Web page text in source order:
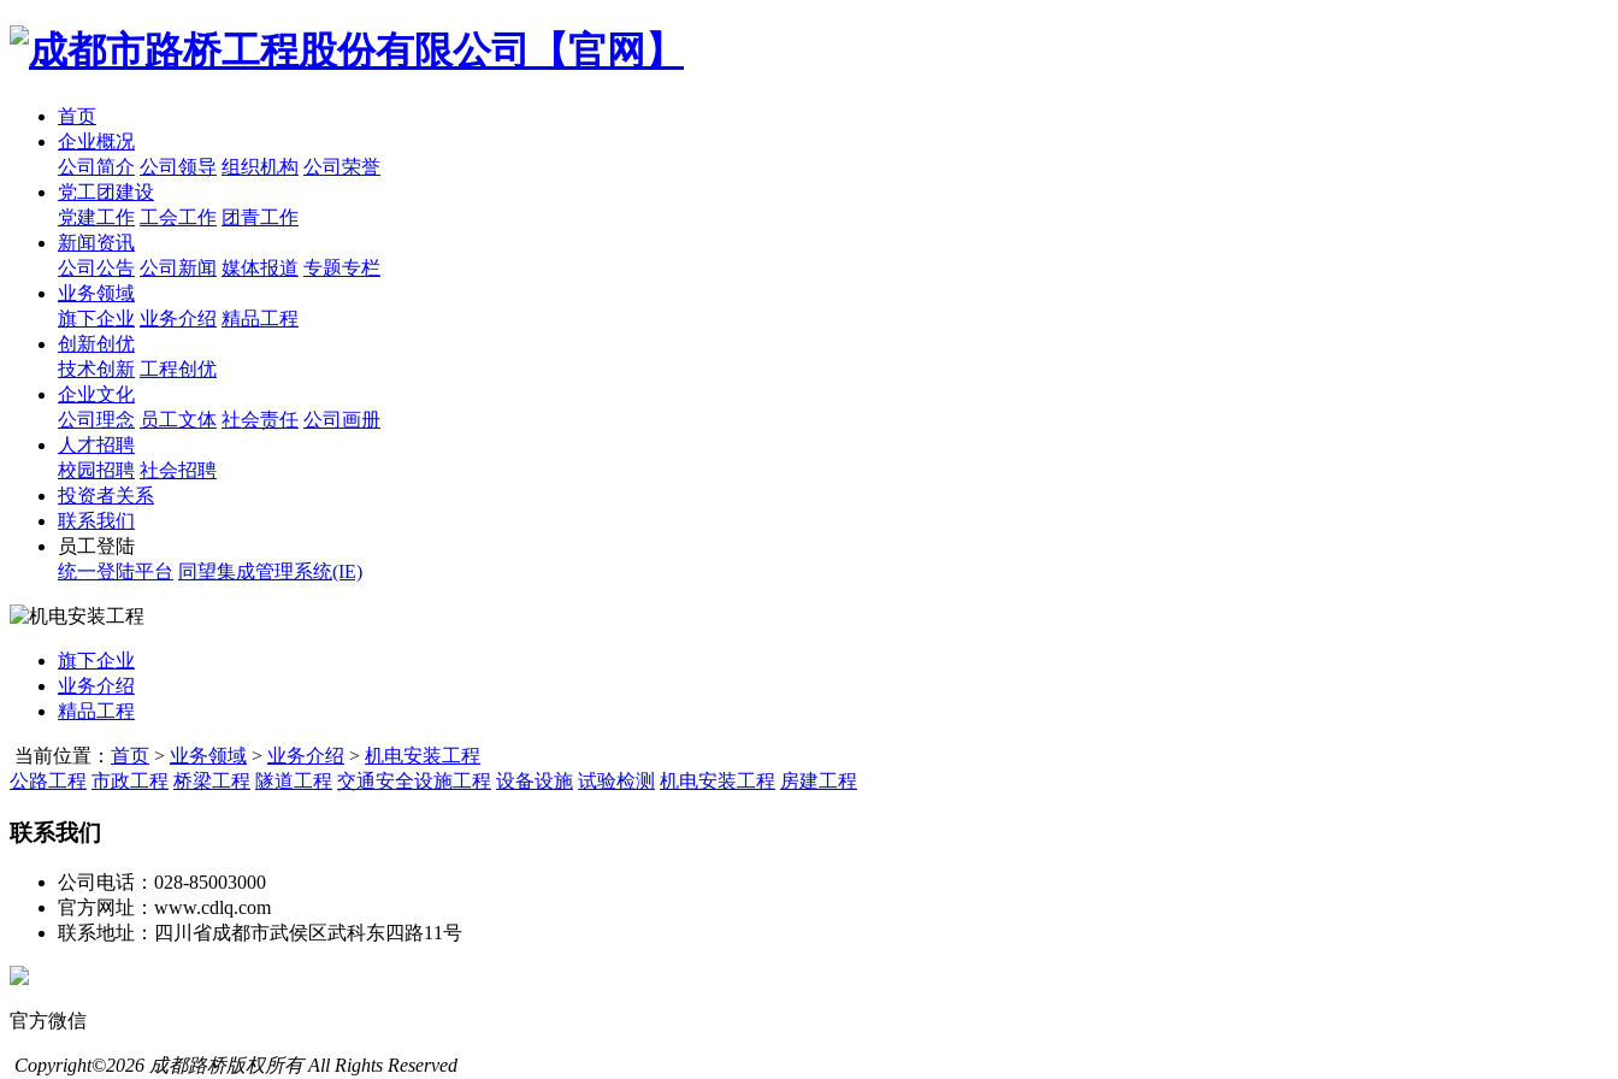
首页
企业概况
公司简介 公司领导 组织机构 公司荣誉
党工团建设
党建工作 工会工作 团青工作
新闻资讯
公司公告 公司新闻 媒体报道 专题专栏
业务领域
旗下企业 业务介绍 精品工程
创新创优
技术创新 工程创优
企业文化
公司理念 员工文体 社会责任 公司画册
人才招聘
校园招聘 社会招聘
投资者关系
联系我们
员工登陆
统一登陆平台 同望集成管理系统(IE)
旗下企业
业务介绍
精品工程
当前位置： 首页 > 业务领域 > 业务介绍 > 机电安装工程
公路工程 市政工程 桥梁工程 隧道工程 交通安全设施工程 设备设施 试验检测 机电安装工程 房建工程
联系我们
公司电话：028-85003000
官方网址：www.cdlq.com
联系地址：四川省成都市武侯区武科东四路11号
官方微信
Copyright©2026 成都路桥版权所有 All Rights Reserved